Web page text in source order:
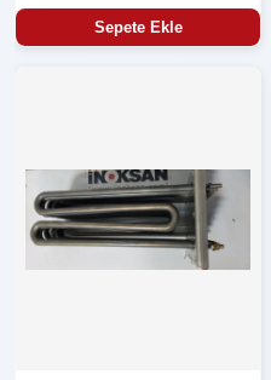
Sepete Ekle